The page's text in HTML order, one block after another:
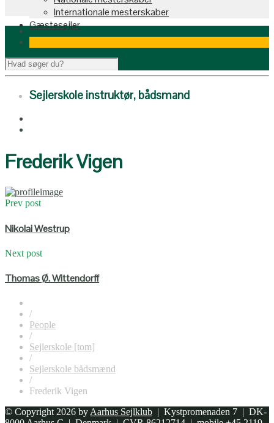
Internationale mesterskaber
Gæstesejler
Sejlerskole instruktør, bådsmand
Frederik Vigen
Prev post
Nikolai Westrup
Next post
Thomas Ø. Wittendorff
/
People
/
Sejlerskole [tom]
/
Sejlerskole bådsmænd
/
Frederik Vigen
© Copyright 2026 by Aarhus Sejlklub | Kystpromenaden 7 | DK-